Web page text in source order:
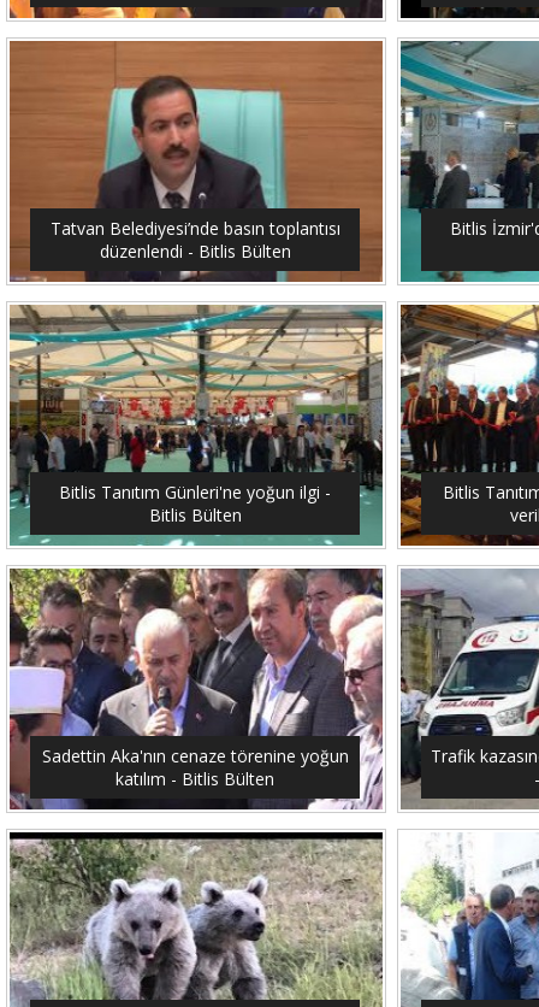
Tatvan Belediyesi’nde basın toplantısı
düzenlendi - Bitlis Bülten
Bitlis
Bitlis Tanıtım Günleri'ne yoğun ilgi -
Bitlis Bülten
Bitlis
Sadettin Aka'nın cenaze törenine yoğun
katılım - Bitlis Bülten
Trafik